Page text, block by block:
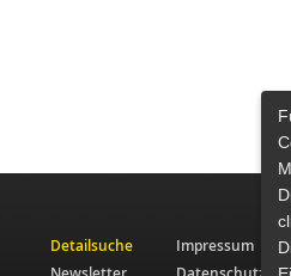
Detailsuche
Impressum